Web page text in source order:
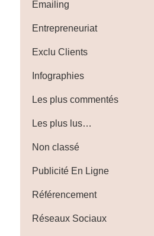
Emailing
Entrepreneuriat
Exclu Clients
Infographies
Les plus commentés
Les plus lus…
Non classé
Publicité En Ligne
Référencement
Réseaux Sociaux